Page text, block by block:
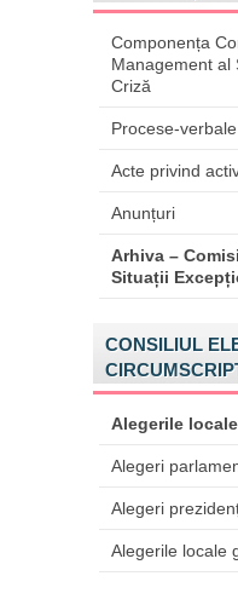
Componența
Management al
Criză
Procese-
Acte privind
Anunțuri
Arhiva –
Situații
CONSILIUL
Alegerile
Alegeri
Alegeri
Alegerile locale